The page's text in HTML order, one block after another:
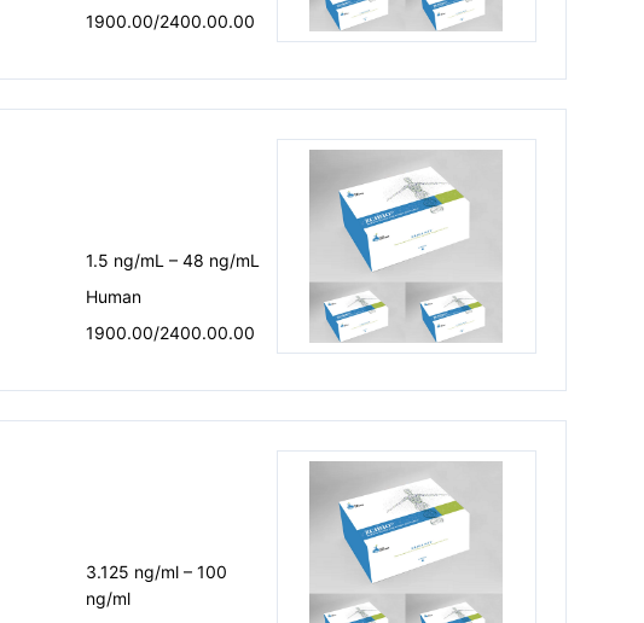
1900.00/2400.00.00
1.5 ng/mL – 48 ng/mL
Human
1900.00/2400.00.00
3.125 ng/ml – 100
ng/ml